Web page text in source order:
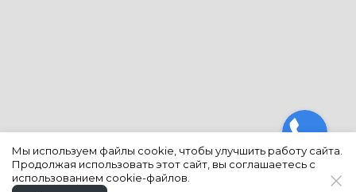
Мы используем файлы cookie, чтобы улучшить работу сайта.
Продолжая использовать этот сайт, вы соглашаетесь с
использованием cookie-файлов.